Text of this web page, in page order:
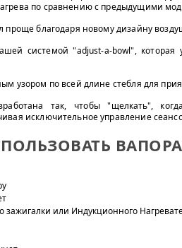
по сравнению с предыдущими
проще благодаря новому дизайну
системой "adjust-a-bowl",
узором по всей длине стебля для
так, чтобы "щелкать",
исключительное управление
или Индукционного